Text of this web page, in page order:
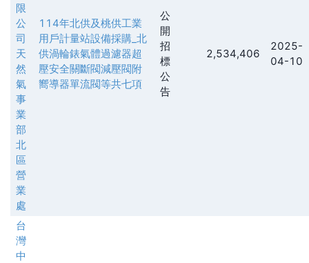
限
公
司
天
然
氣
事
業
部
北
區
營
業
處
114年北供及桃供工業
用戶計量站設備採購_北
供渦輪錶氣體過濾器超
壓安全關斷閥減壓閥附
嚮導器單流閥等共七項
公
開
招
標
公
告
2,534,406
2025-
04-10
台
灣
中